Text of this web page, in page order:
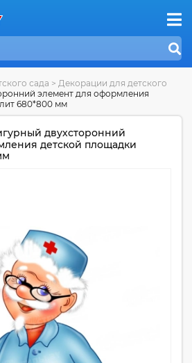
сада > Декорации для детского
элемент для оформления
680*800 мм
двухсторонний
детской площадки